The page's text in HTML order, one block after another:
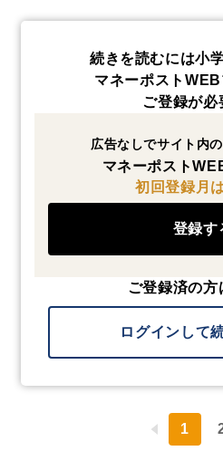
続きを読むには小
マネーポスト
ご登録が必
広告なしでサイト内
マネーポスト
初回登録月
登録す
ご登録済の方
ログインして
1